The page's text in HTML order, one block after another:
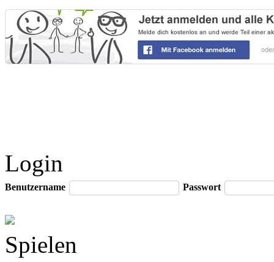
Login
Benutzername Passwort
Spielen